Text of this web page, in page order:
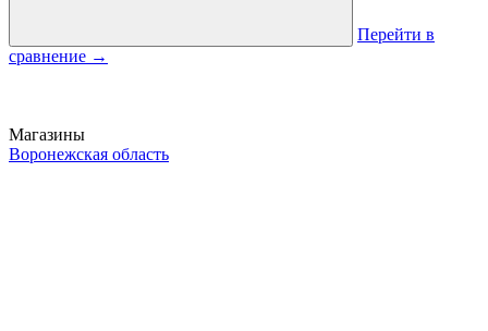
Перейти в
сравнение →
Магазины
Воронежская область